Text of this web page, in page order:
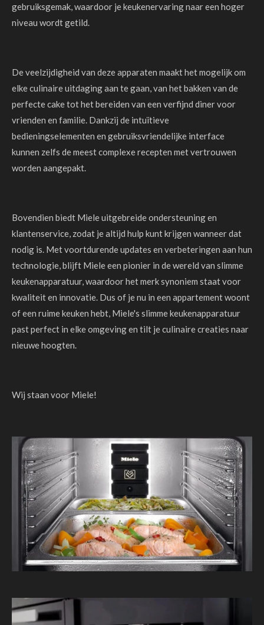
gebruiksgemak, waardoor je keukenervaring naar een hoger
niveau wordt getild.
De veelzijdigheid van deze apparaten maakt het mogelijk om
elke culinaire uitdaging aan te gaan, van het bakken van de
perfecte cake tot het bereiden van een verfijnd diner voor
vrienden en familie. Dankzij de intuïtieve
bedieningselementen en gebruiksvriendelijke interface
kunnen zelfs de meest complexe recepten met vertrouwen
worden aangepakt.
Bovendien biedt Miele uitgebreide ondersteuning en
klantenservice, zodat je altijd hulp kunt krijgen wanneer dat
nodig is. Met voortdurende updates en verbeteringen aan hun
technologie, blijft Miele een pionier in de wereld van slimme
keukenapparatuur, waardoor het merk synoniem staat voor
kwaliteit en innovatie. Dus of je nu in een appartement woont
of een ruime keuken hebt, Miele's slimme keukenapparatuur
past perfect in elke omgeving en tilt je culinaire creaties naar
nieuwe hoogten.
Wij staan voor Miele!